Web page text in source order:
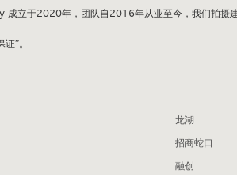
成立于2020年，团队自2016年从业至今，我们拍摄
”。
龙湖
招商蛇口
融创